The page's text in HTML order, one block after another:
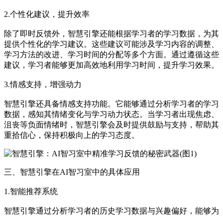
2.个性化建议，提升效率
除了即时反馈外，智慧引擎还能根据学习者的学习数据，为其
提供个性化的学习建议。这些建议可能涉及学习内容的调整、
学习方法的改进、学习时间的分配等多个方面。通过遵循这些
建议，学习者能够更加高效地利用学习时间，提升学习效果。
3.情感支持，增强动力
智慧引擎还具备情感支持功能。它能够通过分析学习者的学习
数据，感知其情绪变化与学习动力状态。当学习者出现焦虑、
沮丧等负面情绪时，智慧引擎会及时提供鼓励与支持，帮助其
重拾信心，保持积极向上的学习态度。
三、智慧引擎在AI智习室中的具体应用
1.智能推荐系统
智慧引擎通过分析学习者的历史学习数据与兴趣偏好，能够为